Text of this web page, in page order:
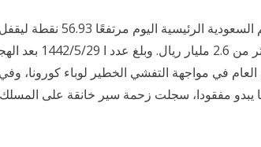
العام في مواجهة التفشي الخطير لوباء كورونا،
مفقودا، سجلت زحمة سير خانقة على المسلك